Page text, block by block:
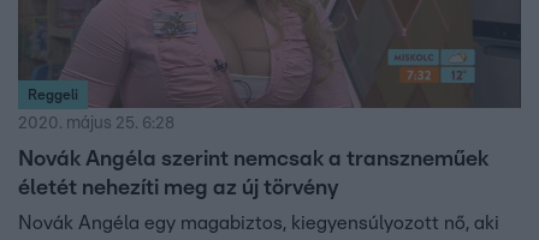
Reggeli
2020. május 25. 6:28
Novák Angéla szerint nemcsak a transzneműek
életét nehezíti meg az új törvény
Novák Angéla egy magabiztos, kiegyensúlyozott nő, aki